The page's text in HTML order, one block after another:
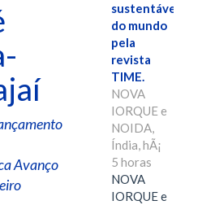
Avanço
sustentáveis
do mundo
pela
revista
TIME.
NOVA
IORQUE e
NOIDA,
Índia, hÃ¡
5 horas
NOVA
IORQUE e